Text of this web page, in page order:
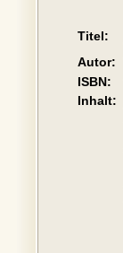
Titel:
Autor:
ISBN:
Inhalt: